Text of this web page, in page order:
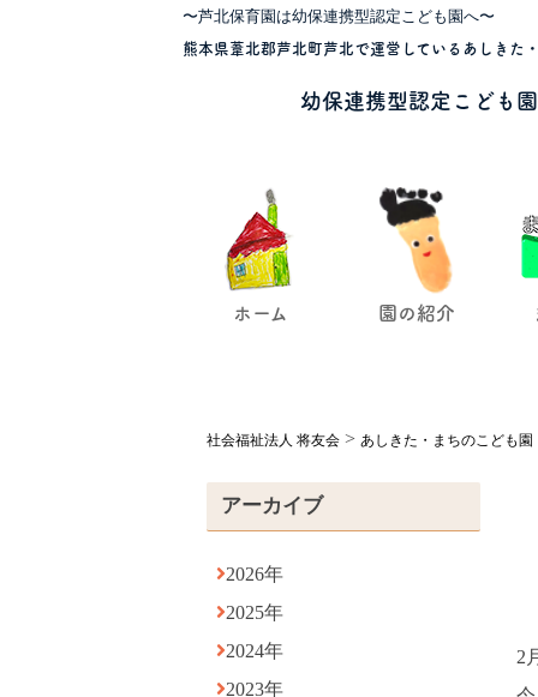
〜芦北保育園は幼保連携型認定こども園へ〜
熊本県葦北郡芦北町芦北で運営しているあしきた
幼保連携型認定こども園
ホーム 園の紹介
社会福祉法人 将友会 > あしきた・まちのこども園
アーカイブ
2026年
2025年
2024年
2023年
2